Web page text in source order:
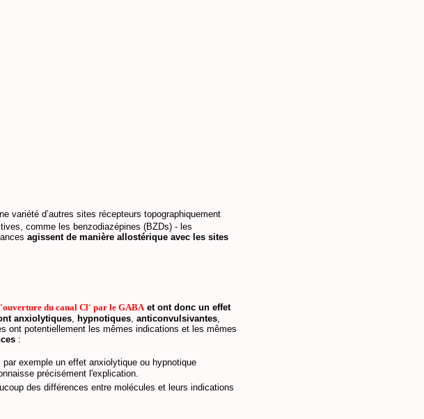
variété d’autres sites récepteurs topographiquement
comme les benzodiazépines (BZDs) - les
agissent de manière allostérique avec les sites
du canal Cl- par le GABAet ont donc un effet
anxiolytiques, hypnotiques, anticonvulsivantes,
ont potentiellement les mêmes indications et les mêmes
:
exemple un effet anxiolytique ou hypnotique
précisément l'explication.
des différences entre molécules et leurs indications